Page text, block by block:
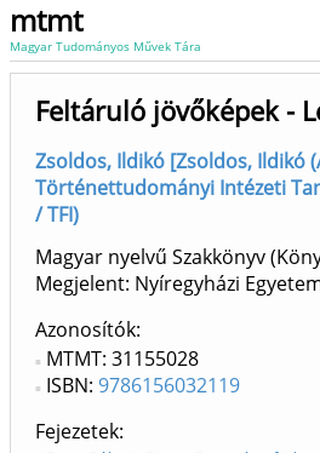
mtmt
Magyar Tudományos Művek Tára
Feltáruló jövőképek -
Zsoldos, Ildikó [Zsoldos, Ildikó
Történettudományi Intézeti
/ TFI)
Magyar nyelvű Szakkönyv
Megjelent: Nyíregyházi
Azonosítók
MTMT: 31155028
ISBN: 9786156032119
Fejezetek